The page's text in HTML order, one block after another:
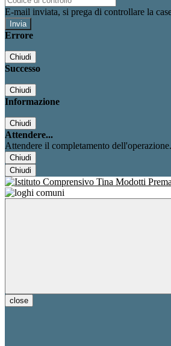
E-mail inviata, si prega di controllare la
Errore
Chiudi
Successo
Chiudi
Informazione
Chiudi
Attendere...
Attendere il completamento
Chiudi
Chiudi
close